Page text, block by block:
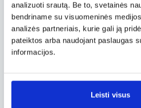
analizuoti srautą. Be to, svetainės
bendriname su visuomeninės
analizės partneriais, kurie gali ją
pateiktos arba naudojant paslaugas
informacijos.
Leisti visus
Centrinėje Australijoje esanti
dykuma gali pasigirti ryškiai
kopomis. Aukščiausia smėlio
dykumoje, Big Red, siekia 40
Vienos žymiausių ir didžiausių
spalvotųjų kopų driekiasi